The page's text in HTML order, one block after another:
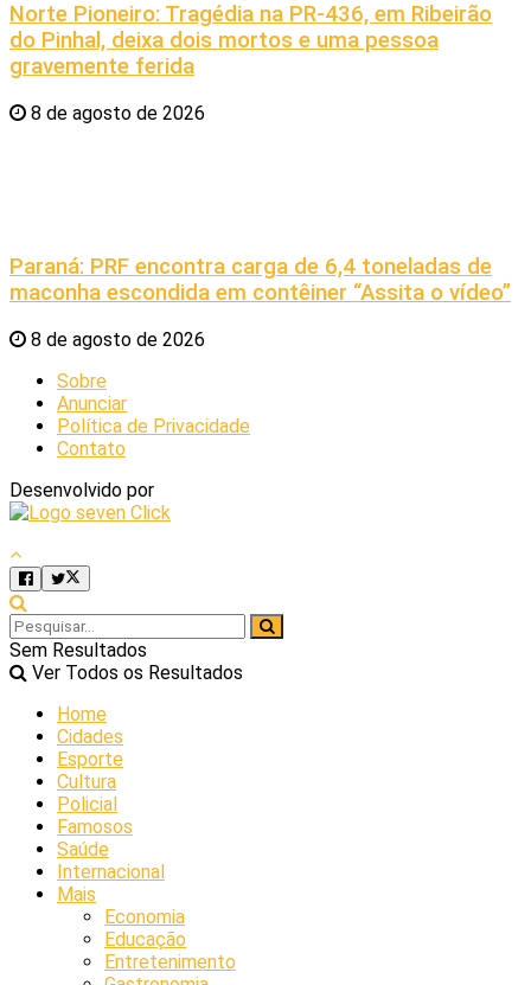
Norte Pioneiro: Tragédia na PR-436, em Ribeirão
do Pinhal, deixa dois mortos e uma pessoa
gravemente ferida
8 de agosto de 2026
Paraná: PRF encontra carga de 6,4 toneladas de
maconha escondida em contêiner “Assita o vídeo”
8 de agosto de 2026
Sobre
Anunciar
Política de Privacidade
Contato
Desenvolvido por
Sem Resultados
Ver Todos os Resultados
Home
Cidades
Esporte
Cultura
Policial
Famosos
Saúde
Internacional
Mais
Economia
Educação
Entretenimento